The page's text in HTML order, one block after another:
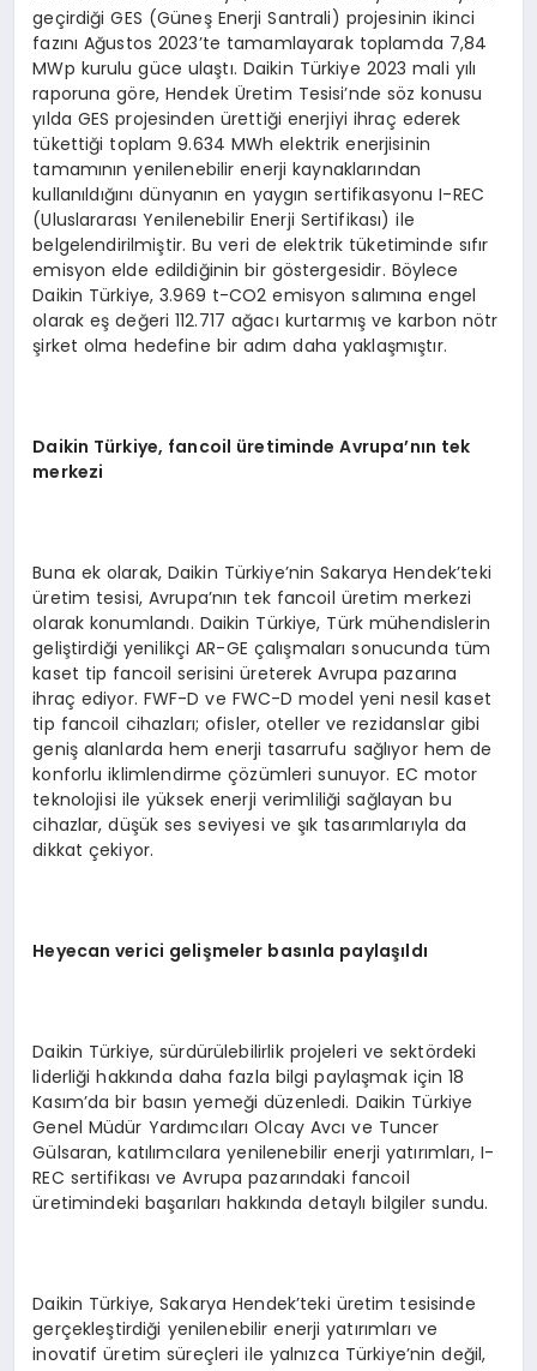
geçirdiği GES (Güneş Enerji Santrali) projesinin ikinci
fazını Ağustos 2023’te tamamlayarak toplamda 7,84
MWp kurulu güce ulaştı. Daikin Türkiye 2023 mali yılı
raporuna göre, Hendek Üretim Tesisi’nde söz konusu
yılda GES projesinden ürettiği enerjiyi ihraç ederek
tükettiği toplam 9.634 MWh elektrik enerjisinin
tamamının yenilenebilir enerji kaynaklarından
kullanıldığını dünyanın en yaygın sertifikasyonu I-REC
(Uluslararası Yenilenebilir Enerji Sertifikası) ile
belgelendirilmiştir. Bu veri de elektrik tüketiminde sıfır
emisyon elde edildiğinin bir göstergesidir. Böylece
Daikin Türkiye, 3.969 t-CO2 emisyon salımına engel
olarak eş değeri 112.717 ağacı kurtarmış ve karbon nötr
şirket olma hedefine bir adım daha yaklaşmıştır.
Daikin Türkiye, fancoil üretiminde Avrupa’nın tek
merkezi
Buna ek olarak, Daikin Türkiye’nin Sakarya Hendek’teki
üretim tesisi, Avrupa’nın tek fancoil üretim merkezi
olarak konumlandı. Daikin Türkiye, Türk mühendislerin
geliştirdiği yenilikçi AR-GE çalışmaları sonucunda tüm
kaset tip fancoil serisini üreterek Avrupa pazarına
ihraç ediyor. FWF-D ve FWC-D model yeni nesil kaset
tip fancoil cihazları; ofisler, oteller ve rezidanslar gibi
geniş alanlarda hem enerji tasarrufu sağlıyor hem de
konforlu iklimlendirme çözümleri sunuyor. EC motor
teknolojisi ile yüksek enerji verimliliği sağlayan bu
cihazlar, düşük ses seviyesi ve şık tasarımlarıyla da
dikkat çekiyor.
Heyecan verici gelişmeler basınla paylaşıldı
Daikin Türkiye, sürdürülebilirlik projeleri ve sektördeki
liderliği hakkında daha fazla bilgi paylaşmak için 18
Kasım’da bir basın yemeği düzenledi. Daikin Türkiye
Genel Müdür Yardımcıları Olcay Avcı ve Tuncer
Gülsaran, katılımcılara yenilenebilir enerji yatırımları, I-
REC sertifikası ve Avrupa pazarındaki fancoil
üretimindeki başarıları hakkında detaylı bilgiler sundu.
Daikin Türkiye, Sakarya Hendek’teki üretim tesisinde
gerçekleştirdiği yenilenebilir enerji yatırımları ve
inovatif üretim süreçleri ile yalnızca Türkiye’nin değil,